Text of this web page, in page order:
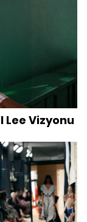
Lee Vizyonu